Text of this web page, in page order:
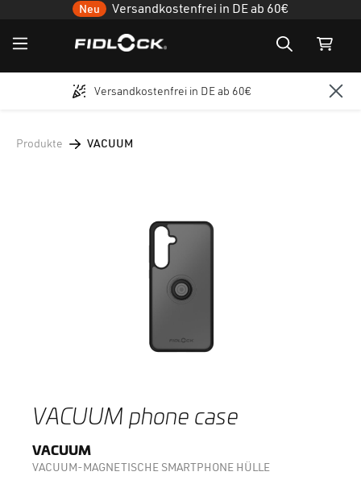
Zum Hauptinhalt springen
Neu Versandkostenfrei in DE ab 60€
Versandkostenfrei in DE ab 60€
Produkte VACUUM
VACUUM phone case
VACUUM
VACUUM-MAGNETISCHE SMARTPHONE HÜLLE